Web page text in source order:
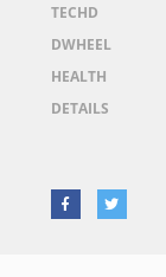
TECHD
DWHEEL
HEALTH
DETAILS